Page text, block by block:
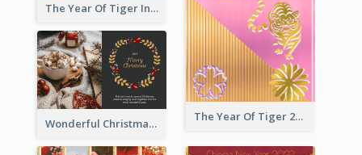
The Year Of Tiger Ink Illustration New Year Greeting Card
The Year Of Tiger 2022 Golden Greeting Card
Wonderful Christmas Greeting Card